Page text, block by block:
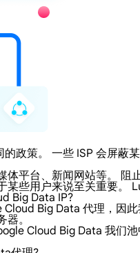
政策。 一些 ISP 会屏
体平台、新闻网站等。
某些用户来说至关重要
Big Data IP?
Big Data 代理，因
。
Cloud Big Data 我们